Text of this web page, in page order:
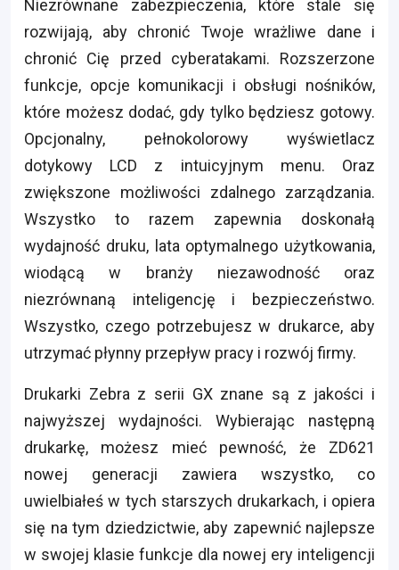
Niezrównane zabezpieczenia, które stale się
rozwijają, aby chronić Twoje wrażliwe dane i
chronić Cię przed cyberatakami. Rozszerzone
funkcje, opcje komunikacji i obsługi nośników,
które możesz dodać, gdy tylko będziesz gotowy.
Opcjonalny, pełnokolorowy wyświetlacz
dotykowy LCD z intuicyjnym menu. Oraz
zwiększone możliwości zdalnego zarządzania.
Wszystko to razem zapewnia doskonałą
wydajność druku, lata optymalnego użytkowania,
wiodącą w branży niezawodność oraz
niezrównaną inteligencję i bezpieczeństwo.
Wszystko, czego potrzebujesz w drukarce, aby
utrzymać płynny przepływ pracy i rozwój firmy.
Drukarki Zebra z serii GX znane są z jakości i
najwyższej wydajności. Wybierając następną
drukarkę, możesz mieć pewność, że ZD621
nowej generacji zawiera wszystko, co
uwielbiałeś w tych starszych drukarkach, i opiera
się na tym dziedzictwie, aby zapewnić najlepsze
w swojej klasie funkcje dla nowej ery inteligencji